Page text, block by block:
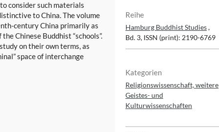
consider such materials
to China. The volume
century China primarily as
Chinese Buddhist “schools”.
on their own terms, as
space of interchange
Reihe
Hamburg Buddhist Studies,
Bd. 3, ISSN (print): 2190-6769
Kategorien
Religionswissenschaft, weitere
Geistes- und
Kulturwissenschaften